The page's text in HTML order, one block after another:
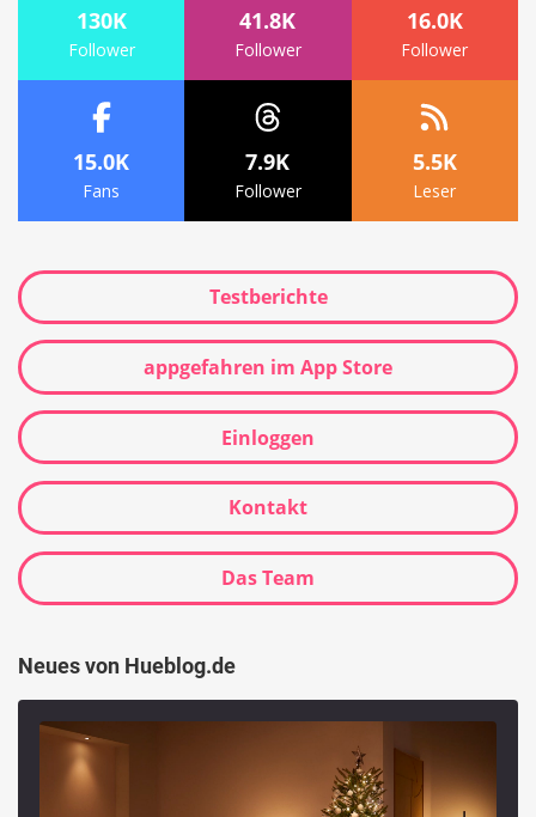
130K
Follower
41.8K
Follower
16.0K
Follower
15.0K
Fans
7.9K
Follower
5.5K
Leser
Testberichte
appgefahren im App Store
Einloggen
Kontakt
Das Team
Neues von Hueblog.de